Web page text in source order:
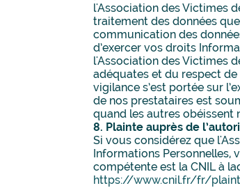
l'Association des Victimes
traitement des données
communication des
d’exercer vos droits
l'Association des Victimes
adéquates et du respect
vigilance s’est portée sur
de nos prestataires est
quand les autres obéissent
8. Plainte auprès de
Si vous considérez que
Informations Personnelles,
compétente est la CNIL à
https://www.cnil.fr/fr/